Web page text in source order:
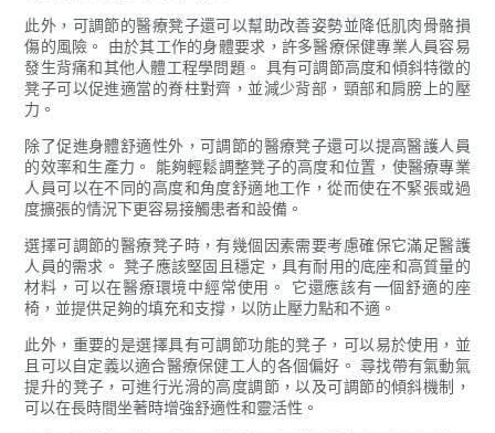
此外，可調節的醫療凳子還可以幫助改善姿勢並降低肌肉骨骼損
傷的風險。 由於其工作的身體要求，許多醫療保健專業人員容易
發生背痛和其他人體工程學問題。 具有可調節高度和傾斜特徵的
凳子可以促進適當的脊柱對齊，並減少背部，頸部和肩膀上的壓
力。
除了促進身體舒適性外，可調節的醫療凳子還可以提高醫護人員
的效率和生產力。 能夠輕鬆調整凳子的高度和位置，使醫療專業
人員可以在不同的高度和角度舒適地工作，從而使在不緊張或過
度擴張的情況下更容易接觸患者和設備。
選擇可調節的醫療凳子時，有幾個因素需要考慮確保它滿足醫護
人員的需求。 凳子應該堅固且穩定，具有耐用的底座和高質量的
材料，可以在醫療環境中經常使用。 它還應該有一個舒適的座
椅，並提供足夠的填充和支撐，以防止壓力點和不適。
此外，重要的是選擇具有可調節功能的凳子，可以易於使用，並
且可以自定義以適合醫療保健工人的各個偏好。 尋找帶有氣動氣
提升的凳子，可進行光滑的高度調節，以及可調節的傾斜機制，
可以在長時間坐著時增強舒適性和靈活性。